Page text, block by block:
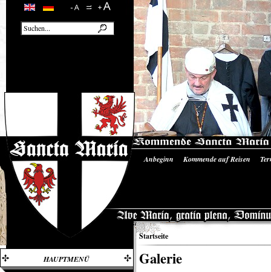
Anbeginn Kommende auf Reisen
Startseite
HAUPTMENÜ
Galerie